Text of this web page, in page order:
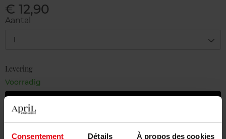
Consentement Détails À propos des cookies
€ 12,90
Aantal
1
Levering
Voorradig
Gratis levering bij aankoop van min. 55€